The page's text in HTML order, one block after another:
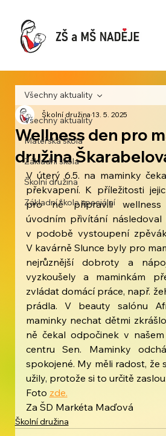
Všechny aktuality
Mateřská škola
Základní škola
Školní družina
Základní škola speciální
Všechny aktuality
Wellness den pro
družina
Školní družina13. 5. 2025
V úterý 6.5. na maminky
překvapení. K příležitosti
pro ně připravili wellness
úvodním přivítání
v podobě vystoupení
V kavárně Slunce byly pro
nejrůznější dobroty a
vyzkoušely a maminkám
zvládat domácí práce, např.
prádla. V beauty salónu
maminky nechat dětmi
ně čekal odpočinek v
centru Sen. Maminky
spokojené. My měli radost, že
užily, protože si to určitě
Foto zde.
Za ŠD Markéta Maďová
Školní družina